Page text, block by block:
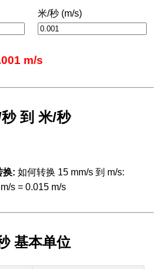
米/秒 (m/s)
m/s
到 米/秒
换: 如何转换 15 mm/s 到 m/s:
s = 0.015 m/s
基本单位